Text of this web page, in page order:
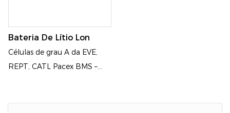
Bateria De Lítio Lon
Células de grau A da EVE,
REPT, CATL Pacex BMS –